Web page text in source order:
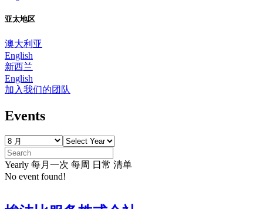
亚太地区
澳大利亚
English
新西兰
English
加入我们的团队
Events
Yearly 每月一次 每周 日常 清单
No event found!